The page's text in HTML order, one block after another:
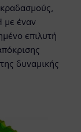
με έναν
επιλυτή
δυναμικής